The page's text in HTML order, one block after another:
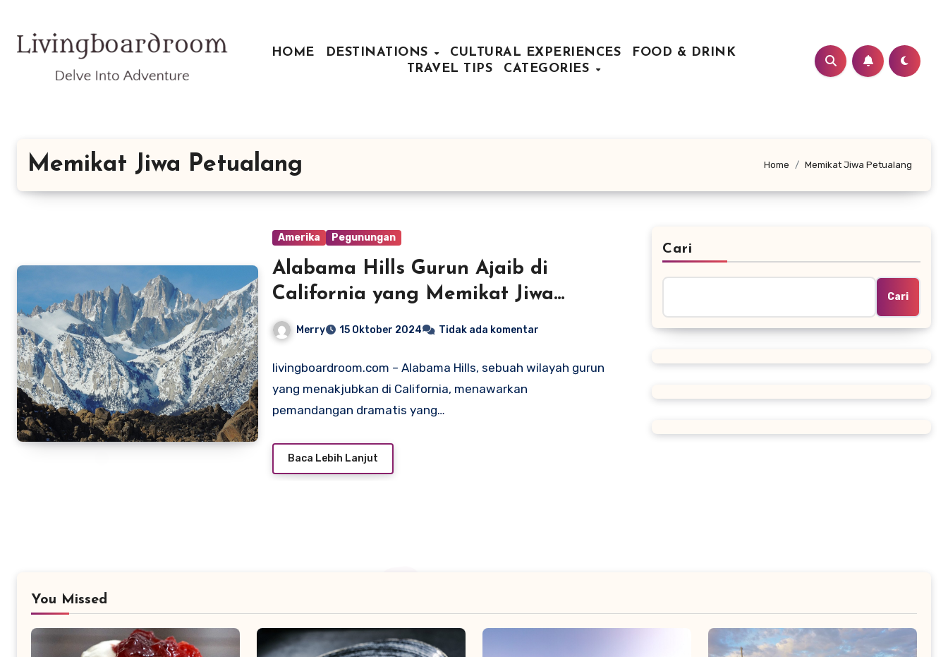
konten
HOME DESTINATIONS CULTURAL EXPERIENCES
FOOD & DRINK
TRAVEL TIPS
CATEGORIES
Memikat Jiwa Petualang Home Memikat Jiwa Petualang
Amerika Pegunungan
Alabama Hills Gurun Ajaib di
California yang Memikat Jiwa
Petualang
Merry 15 Oktober 2024 Tidak ada komentar
livingboardroom.com – Alabama Hills, sebuah wilayah gurun
yang menakjubkan di California, menawarkan
pemandangan dramatis yang…
Baca Lebih Lanjut
Cari
Cari
You Missed